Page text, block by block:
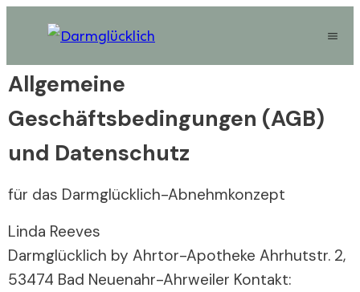
Allgemeine
Geschäftsbedingungen (AGB)
und Datenschutz
für das Darmglücklich-Abnehmkonzept
Linda Reeves
Darmglücklich by Ahrtor-Apotheke Ahrhutstr. 2,
53474 Bad Neuenahr-Ahrweiler Kontakt: